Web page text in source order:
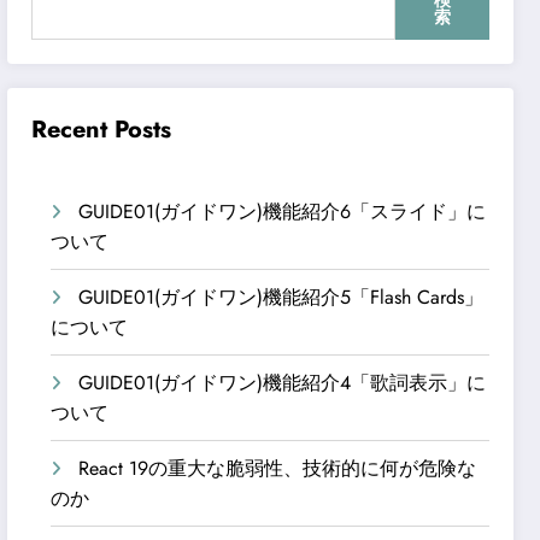
索
Recent Posts
GUIDE01(ガイドワン)機能紹介6「スライド」に
ついて
GUIDE01(ガイドワン)機能紹介5「Flash Cards」
について
GUIDE01(ガイドワン)機能紹介4「歌詞表示」に
ついて
React 19の重大な脆弱性、技術的に何が危険な
のか